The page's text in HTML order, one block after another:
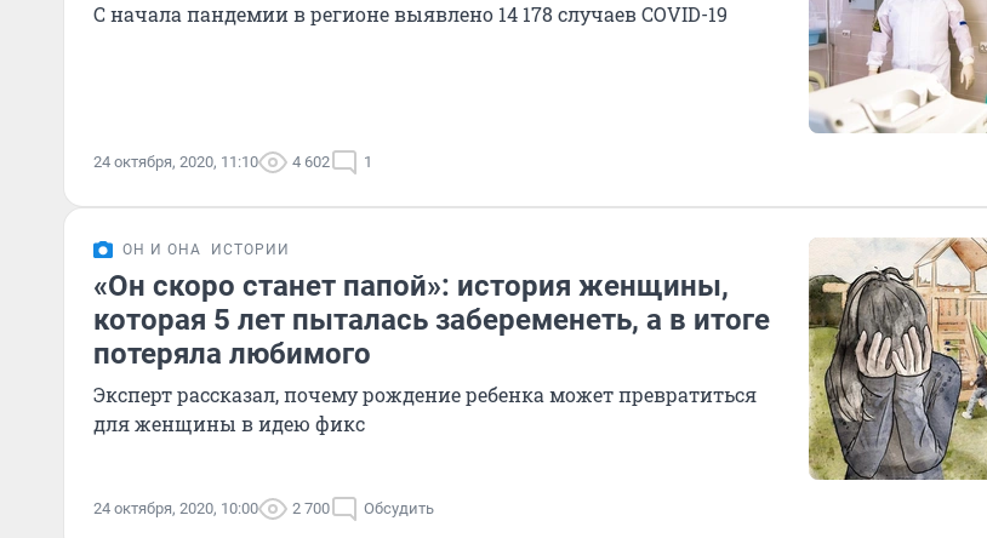
С начала пандемии в регионе выявлено 14 178 случаев COVID-19
24 октября, 2020, 11:10 4 602 1
ОН И ОНА ИСТОРИИ
«Он скоро станет папой»: история женщины,
которая 5 лет пыталась забеременеть, а в итоге
потеряла любимого
Эксперт рассказал, почему рождение ребенка может превратиться
для женщины в идею фикс
24 октября, 2020, 10:00 2 700 Обсудить